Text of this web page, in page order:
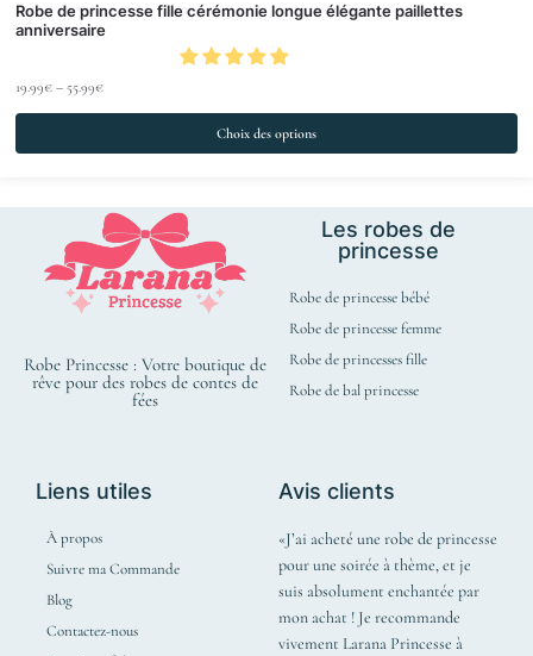
Robe de princesse fille cérémonie longue élégante paillettes
anniversaire
19.99€ –55.99€
Choix des options
Robe Princesse : Votre boutique de
rêve pour des robes de contes de
fées
Les robes de
princesse
Robe de princesse bébé
Robe de princesse femme
Robe de princesses fille
Robe de bal princesse
Liens utiles
À propos
Suivre ma Commande
Blog
Contactez-nous
Avis clients
«J’ai acheté une robe de princesse
pour une soirée à thème, et je
suis absolument enchantée par
mon achat ! Je recommande
vivement Larana Princesse à